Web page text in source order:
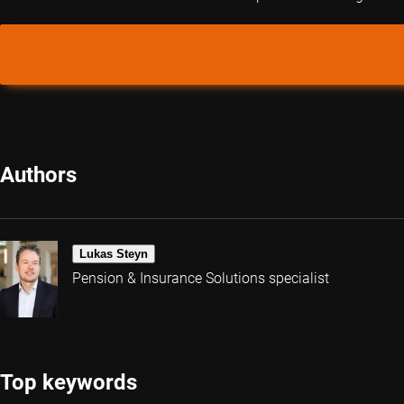
Authors
Lukas Steyn
Pension & Insurance Solutions specialist
Top keywords